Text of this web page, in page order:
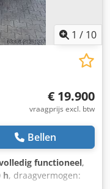
1 / 10
€ 19.900
vraagprijs excl. btw
Bellen
functioneel,
h, draagvermogen: